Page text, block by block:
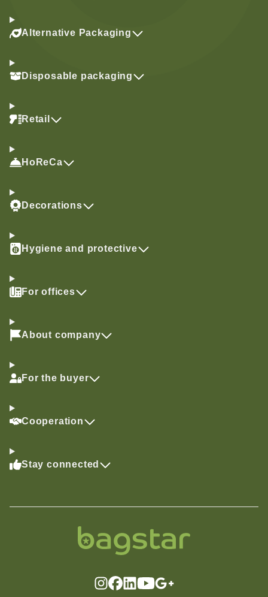
Alternative Packaging
Disposable packaging
Retail
HoReCa
Decorations
Hygiene and protective
For offices
About company
For the buyer
Cooperation
Stay connected